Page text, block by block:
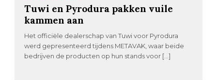
Tuwi en Pyrodura pakken vuile
kammen aan
Het officiële dealerschap van Tuwi voor Pyrodura
werd gepresenteerd tijdens METAVAK, waar beide
bedrijven de producten op hun stands voor […]